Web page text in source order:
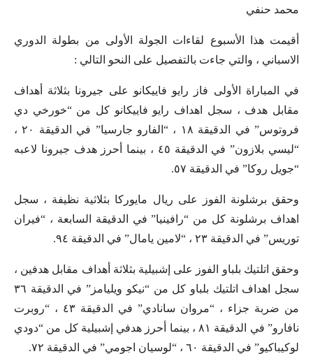
محمد حنفي
أقيمت هذا الأسبوع لقاءات الجولة الأولى من بطولة الدوري
الاسباني ، والتي جاءت بالتفصيل على النحو التالي :
في المباراة الأولى فاز رايو فاييكانو على جيرونا بثلاثة أهداف
مقابل هدف ، سجل اهداف رايو فاييكانو كل من “خورخي دي
فروتوس” في الدقيقة ١٨ ، “الفارو جارسيا” في الدقيقة ٢٠ ،
“ليسي بلازون” في الدقيقة ٤٥ ، بينما أحرز هدف جيرونا لاعبه
“جويل روكا” في الدقيقة ٥٧.
وحقق برشلونة الفوز على ريال مايوركا بثلاثية نظيفة ، سجل
اهداف برشلونة كل من “رافينيا” في الدقيقة السابعة ، “فيران
توريس” في الدقيقة ٢٣ ، “لامين يامال” في الدقيقة ٩٤.
وحقق اتلتيك بلباو الفوز على إشبيلية بثلاثة أهداف مقابل هدفين ،
سجل اهداف اتلتيك بلباو كل من “نيكو ويليامز” في الدقيقة ٣٦
من ضربة جزاء ، “مروان سانادي” في الدقيقة ٤٣ ، “روبرت
نافارو” في الدقيقة ٨١ ، بينما أحرز هدفي إشبيلية كل من “دودي
لوكيباكيو” في الدقيقة ٦٠ ، “لوسيان اجومي” في الدقيقة ٧٢.